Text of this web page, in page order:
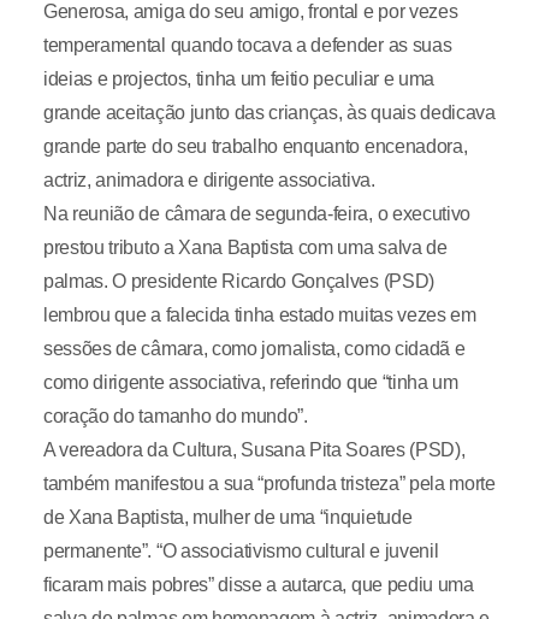
Generosa, amiga do seu amigo, frontal e por vezes
temperamental quando tocava a defender as suas
ideias e projectos, tinha um feitio peculiar e uma
grande aceitação junto das crianças, às quais dedicava
grande parte do seu trabalho enquanto encenadora,
actriz, animadora e dirigente associativa.
Na reunião de câmara de segunda-feira, o executivo
prestou tributo a Xana Baptista com uma salva de
palmas. O presidente Ricardo Gonçalves (PSD)
lembrou que a falecida tinha estado muitas vezes em
sessões de câmara, como jornalista, como cidadã e
como dirigente associativa, referindo que “tinha um
coração do tamanho do mundo”.
A vereadora da Cultura, Susana Pita Soares (PSD),
também manifestou a sua “profunda tristeza” pela morte
de Xana Baptista, mulher de uma “inquietude
permanente”. “O associativismo cultural e juvenil
ficaram mais pobres” disse a autarca, que pediu uma